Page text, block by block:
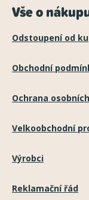
Vše o
Odstoupení od
Obchodní
Ochrana
Velkoobchodní
Výrobci
Reklamační řád